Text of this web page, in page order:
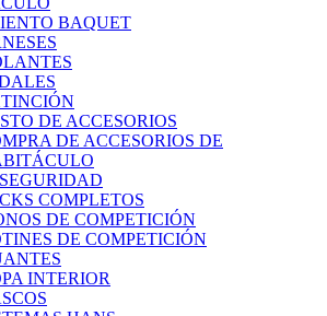
BAQUET
DE ACCESORIOS
DE ACCESORIOS DE
COMPLETOS
DE COMPETICIÓN
DE COMPETICIÓN
INTERIOR